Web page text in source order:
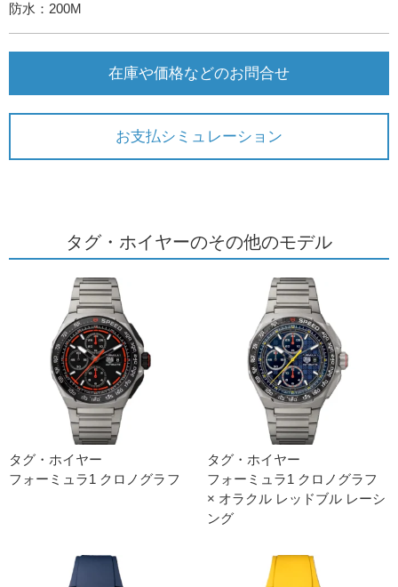
防水：200M
在庫や価格などのお問合せ
お支払シミュレーション
タグ・ホイヤーのその他のモデル
タグ・ホイヤー
フォーミュラ1 クロノグラフ
タグ・ホイヤー
フォーミュラ1 クロノグラフ
× オラクル レッドブル レーシ
ング